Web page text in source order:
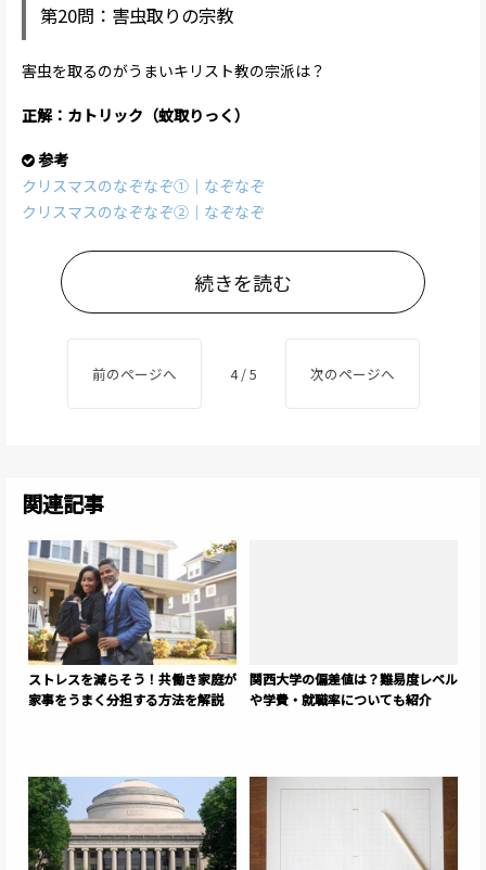
第20問：害虫取りの宗教
害虫を取るのがうまいキリスト教の宗派は？
正解：カトリック（蚊取りっく）
参考
クリスマスのなぞなぞ①｜なぞなぞ
クリスマスのなぞなぞ②｜なぞなぞ
続きを読む
前のページへ 4 / 5 次のページへ
関連記事
ストレスを減らそう！共働き家庭が
家事をうまく分担する方法を解説
関西大学の偏差値は？難易度レベル
や学費・就職率についても紹介